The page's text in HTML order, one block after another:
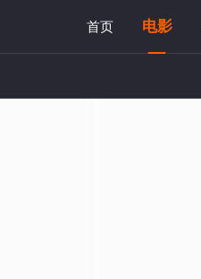
首页 电影